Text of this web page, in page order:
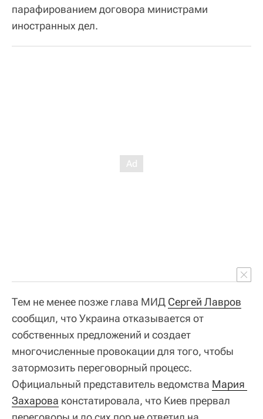
парафированием договора министрами
иностранных дел.
Тем не менее позже глава МИД Сергей Лавров
сообщил, что Украина отказывается от
собственных предложений и создает
многочисленные провокации для того, чтобы
затормозить переговорный процесс.
Официальный представитель ведомства Мария
Захарова констатировала, что Киев прервал